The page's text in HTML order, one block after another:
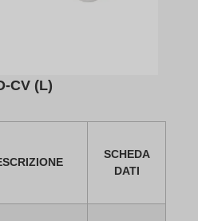
CV (L)
SCHEDA
DATI